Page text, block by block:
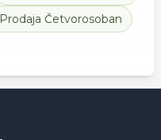
Prodaja Četvorosoban